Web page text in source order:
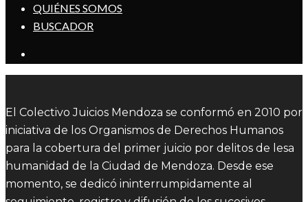
QUIÉNES SOMOS
BUSCADOR
El Colectivo Juicios Mendoza se conformó en 2010 por
iniciativa de los Organismos de Derechos Humanos
para la cobertura del primer juicio por delitos de lesa
humanidad de la Ciudad de Mendoza. Desde ese
momento, se dedicó ininterrumpidamente al